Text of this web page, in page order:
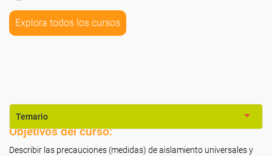
Explora todos los cursos
Temario
Objetivos del curso:
Describir las precauciones (medidas) de aislamiento universales y